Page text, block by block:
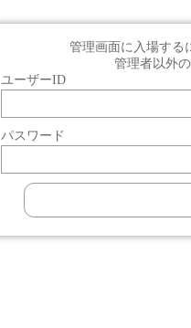
管理画面に入場する
管理者以外
ユーザーID
パスワード